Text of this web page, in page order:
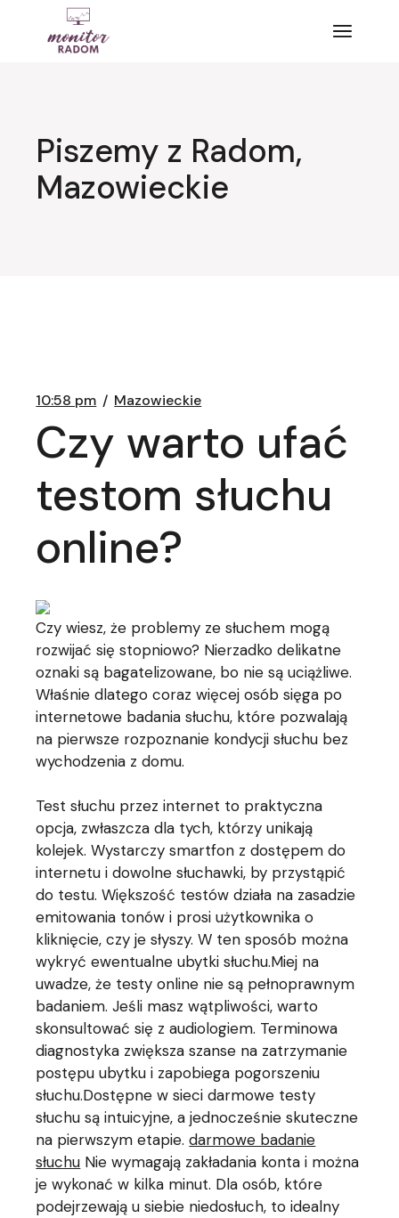
Piszemy z Radom,
Mazowieckie
10:58 pm Mazowieckie
Czy warto ufać
testom słuchu
online?
Czy wiesz, że problemy ze słuchem mogą
rozwijać się stopniowo? Nierzadko delikatne
oznaki są bagatelizowane, bo nie są uciążliwe.
Właśnie dlatego coraz więcej osób sięga po
internetowe badania słuchu, które pozwalają
na pierwsze rozpoznanie kondycji słuchu bez
wychodzenia z domu.
Test słuchu przez internet to praktyczna
opcja, zwłaszcza dla tych, którzy unikają
kolejek. Wystarczy smartfon z dostępem do
internetu i dowolne słuchawki, by przystąpić
do testu. Większość testów działa na zasadzie
emitowania tonów i prosi użytkownika o
kliknięcie, czy je słyszy. W ten sposób można
wykryć ewentualne ubytki słuchu.Miej na
uwadze, że testy online nie są pełnoprawnym
badaniem. Jeśli masz wątpliwości, warto
skonsultować się z audiologiem. Terminowa
diagnostyka zwiększa szanse na zatrzymanie
postępu ubytku i zapobiega pogorszeniu
słuchu.Dostępne w sieci darmowe testy
słuchu są intuicyjne, a jednocześnie skuteczne
na pierwszym etapie.darmowe badanie
słuchu Nie wymagają zakładania konta i można
je wykonać w kilka minut. Dla osób, które
podejrzewają u siebie niedosłuch, to idealny